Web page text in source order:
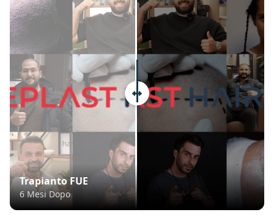
Trapianto FUE
6 Mesi Dopo